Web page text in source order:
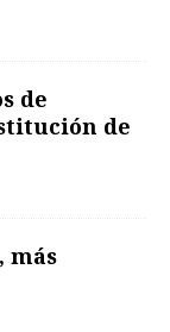
de
de
más